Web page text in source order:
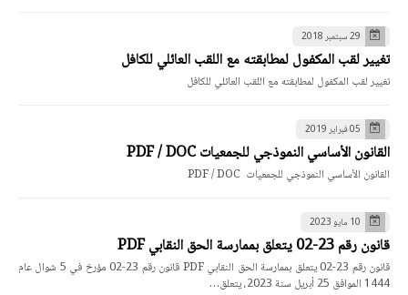
29 سبتمبر 2018
تغيير لقب المكفول لمطابقته مع اللقب العائلي للكافل
تغيير لقب المكفول لمطابقته مع اللقب العائلي للكافل
05 فبراير 2019
القانون الأساسي النموذجي للجمعيات PDF / DOC
القانون الأساسي النموذجي للجمعيات PDF / DOC
10 مايو 2023
قانون رقم 23-02 يتعلق بممارسة الحق النقابي PDF
قانون رقم 23-02 يتعلق بممارسة الحق النقابي PDF قانون رقم 23-02 مؤرخ في 5 شوال عام
1444 الموافق 25 أبريل سنة 2023، يتعلق…